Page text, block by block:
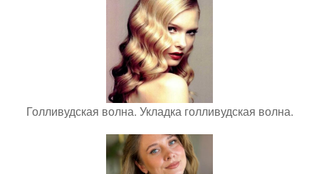
Голливудская волна. Укладка голливудская волна.